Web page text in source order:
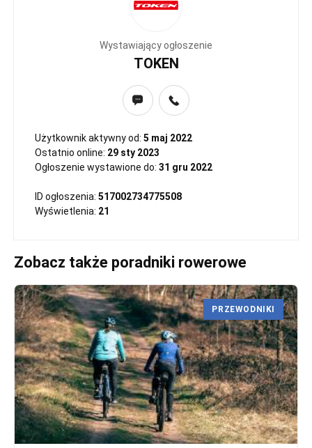
Wystawiający ogłoszenie
TOKEN
Użytkownik aktywny od: 5 maj 2022
Ostatnio online: 29 sty 2023
Ogłoszenie wystawione do: 31 gru 2022
ID ogłoszenia: 517002734775508
Wyświetlenia: 21
Zobacz także poradniki rowerowe
PRZEWODNIKI